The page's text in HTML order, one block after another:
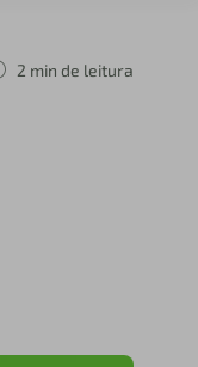
2 min de leitura